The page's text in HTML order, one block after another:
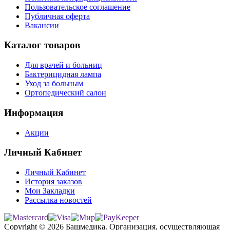
Пользовательское соглашение
Публичная оферта
Вакансии
Каталог товаров
Для врачей и больниц
Бактерицидная лампа
Уход за больным
Ортопедический салон
Информация
Акции
Личный Кабинет
Личный Кабинет
История заказов
Мои Закладки
Рассылка новостей
Copyright © 2026 Башмедика. Организация, осуществляющая